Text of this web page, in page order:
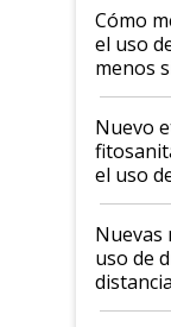
Cómo
el uso
menos
fina
Nuevo
el uso
Nuevas
uso de